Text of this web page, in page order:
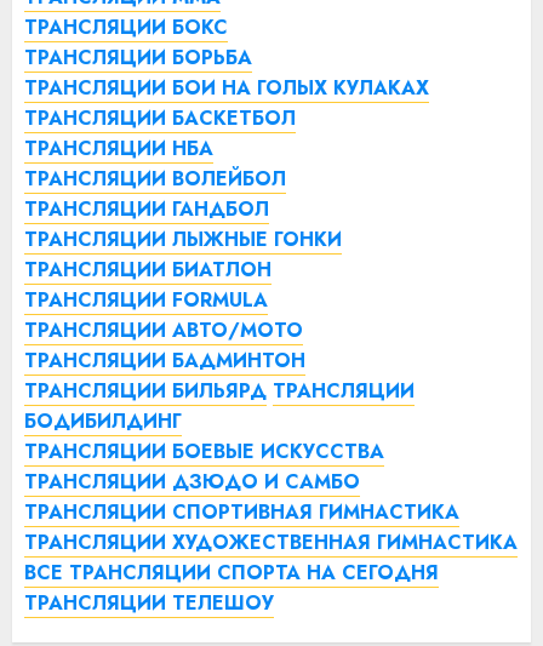
ТРАНСЛЯЦИИ БОКС
ТРАНСЛЯЦИИ БОРЬБА
ТРАНСЛЯЦИИ БОИ НА ГОЛЫХ КУЛАКАХ
ТРАНСЛЯЦИИ БАСКЕТБОЛ
ТРАНСЛЯЦИИ НБА
ТРАНСЛЯЦИИ ВОЛЕЙБОЛ
ТРАНСЛЯЦИИ ГАНДБОЛ
ТРАНСЛЯЦИИ ЛЫЖНЫЕ ГОНКИ
ТРАНСЛЯЦИИ БИАТЛОН
ТРАНСЛЯЦИИ FORMULA
ТРАНСЛЯЦИИ АВТО/МОТО
ТРАНСЛЯЦИИ БАДМИНТОН
ТРАНСЛЯЦИИ БИЛЬЯРД ТРАНСЛЯЦИИ
БОДИБИЛДИНГ
ТРАНСЛЯЦИИ БОЕВЫЕ ИСКУССТВА
ТРАНСЛЯЦИИ ДЗЮДО И САМБО
ТРАНСЛЯЦИИ СПОРТИВНАЯ ГИМНАСТИКА
ТРАНСЛЯЦИИ ХУДОЖЕСТВЕННАЯ ГИМНАСТИКА
ВСЕ ТРАНСЛЯЦИИ СПОРТА НА СЕГОДНЯ
ТРАНСЛЯЦИИ ТЕЛЕШОУ